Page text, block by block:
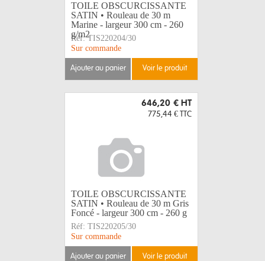
TOILE OBSCURCISSANTE
SATIN • Rouleau de 30 m
Marine - largeur 300 cm - 260
g/m2
Réf: TIS220204/30
Sur commande
ajouter au panier voir le produit
646,20 € HT
775,44 € TTC
TOILE OBSCURCISSANTE
SATIN • Rouleau de 30 m Gris
Foncé - largeur 300 cm - 260 g
Réf: TIS220205/30
Sur commande
ajouter au panier voir le produit